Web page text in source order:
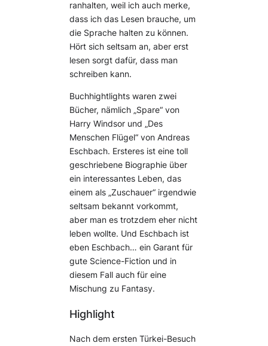
ranhalten, weil ich auch merke,
dass ich das Lesen brauche, um
die Sprache halten zu können.
Hört sich seltsam an, aber erst
lesen sorgt dafür, dass man
schreiben kann.
Buchhightlights waren zwei
Bücher, nämlich „Spare“ von
Harry Windsor und „Des
Menschen Flügel“ von Andreas
Eschbach. Ersteres ist eine toll
geschriebene Biographie über
ein interessantes Leben, das
einem als „Zuschauer“ irgendwie
seltsam bekannt vorkommt,
aber man es trotzdem eher nicht
leben wollte. Und Eschbach ist
eben Eschbach… ein Garant für
gute Science-Fiction und in
diesem Fall auch für eine
Mischung zu Fantasy.
Highlight
Nach dem ersten Türkei-Besuch